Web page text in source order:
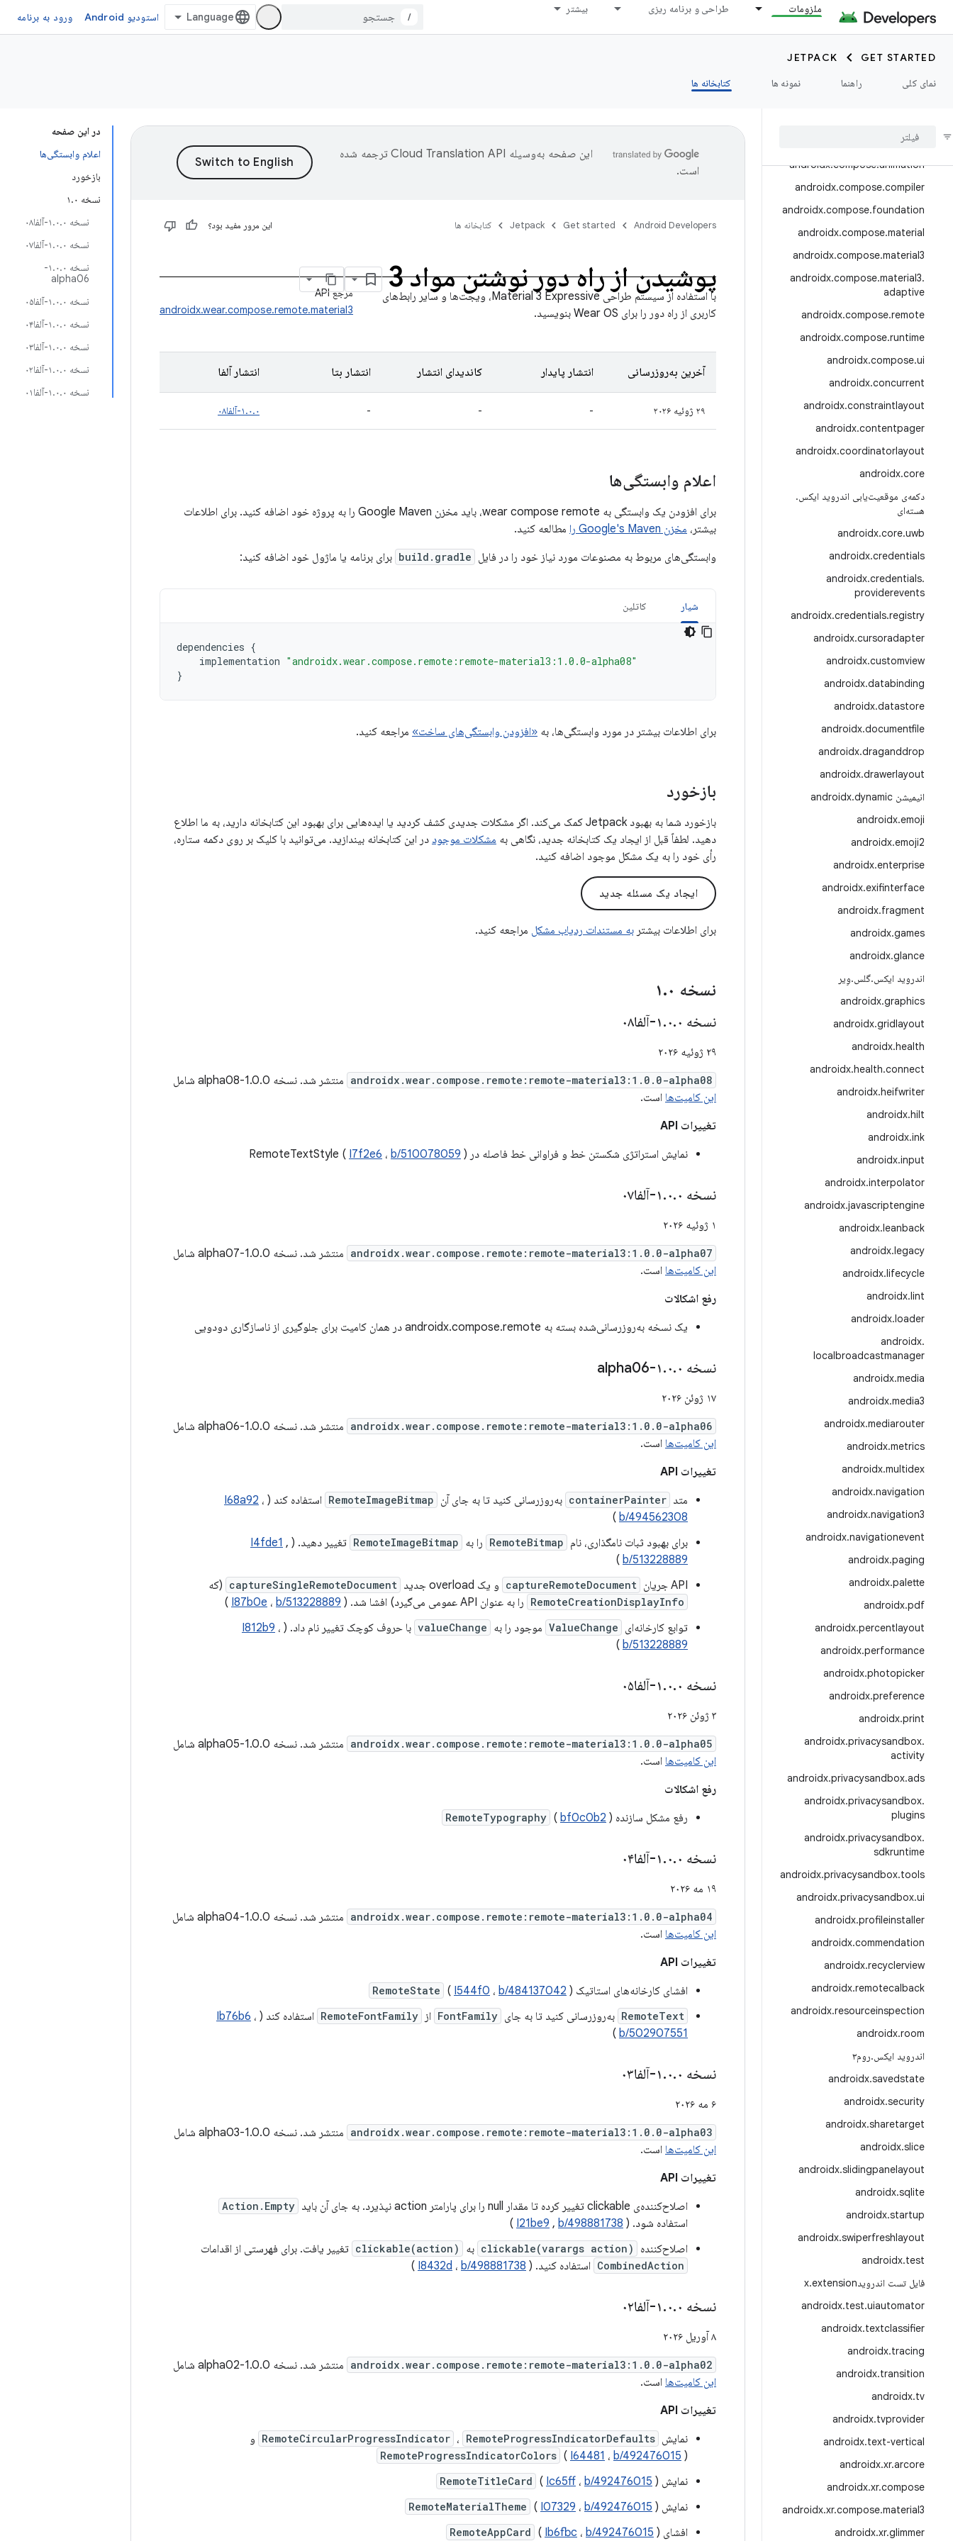
ملزومات طراحی و برنامه ریزی بیشتر
/ استودیو Android ورود به برنامه
GET STARTED
JETPACK
نمای کلی
راهنما نمونه ها کتابخانه ها
androidx.camera.media3
androidx.camera.viewfinder
androidx.car
compose
androidx.compose.animation
androidx.compose.compiler
androidx.compose.foundation
androidx.compose.material
androidx.compose.material3
androidx.compose.material3.
adaptive
androidx.compose.remote
androidx.compose.runtime
androidx.compose.ui
androidx.concurrent
androidx.constraintlayout
androidx.contentpager
androidx.coordinatorlayout
androidx.core
دکمه‌ی موقعیت‌یابی اندروید ایکس.
هسته‌ای
androidx.core.uwb
androidx.credentials
androidx.credentials.
providerevents
androidx.credentials.registry
androidx.cursoradapter
androidx.customview
androidx.databinding
androidx.datastore
androidx.documentfile
androidx.draganddrop
androidx.drawerlayout
انیمیشن androidx
.dynamic
androidx.emoji
androidx.emoji2
androidx.enterprise
androidx.exifinterface
androidx.fragment
androidx.games
androidx.glance
اندروید ایکس.گلس.وِیر
androidx.graphics
androidx.gridlayout
androidx.health
androidx.health.connect
androidx.heifwriter
androidx.hilt
androidx.ink
androidx.input
androidx.interpolator
androidx.javascriptengine
androidx.leanback
androidx.legacy
androidx.lifecycle
androidx.lint
androidx.loader
androidx.
localbroadcastmanager
androidx.media
androidx.media3
androidx.mediarouter
androidx.metrics
androidx.multidex
androidx.navigation
androidx.navigation3
androidx.navigationevent
androidx.paging
androidx.palette
androidx.pdf
androidx.percentlayout
androidx.performance
androidx.photopicker
androidx.preference
androidx.print
androidx.privacysandbox.
activity
androidx.privacysandbox.ads
androidx.privacysandbox.
plugins
androidx.privacysandbox.
sdkruntime
androidx.privacysandbox.tools
androidx.privacysandbox.ui
androidx.profileinstaller
androidx.commendation
androidx.recyclerview
androidx.remotecalback
androidx.resourceinspection
androidx.room
اندروید ایکس.روم۳
androidx.savedstate
androidx.security
androidx.sharetarget
androidx.slice
androidx.slidingpanelayout
androidx.sqlite
androidx.startup
androidx.swiperfreshlayout
androidx.test
فایل تست اندرویدx
.extension
androidx.test.uiautomator
androidx.textclassifier
androidx.tracing
androidx.transition
androidx.tv
androidx.tvprovider
androidx.text-vertical
androidx.xr.arcore
androidx.xr.compose
androidx.xr.compose.material3
androidx.xr.glimmer
در این صفحه
اعلام وابستگی‌ها
بازخورد
نسخه ۱.۰
نسخه ۱.۰.۰-آلفا۰۸
نسخه ۱.۰.۰-آلفا۰۷
نسخه ۱.۰.۰-
alpha06
نسخه ۱.۰.۰-آلفا۰۵
نسخه ۱.۰.۰-آلفا۰۴
نسخه ۱.۰.۰-آلفا۰۳
نسخه ۱.۰.۰-آلفا۰۲
نسخه ۱.۰.۰-آلفا۰۱
این صفحه به‌وسیله
ترجمه شده
است.
Android Developers
Get started
Jetpack کتابخانه ها این مرور مفید بود؟
پوشیدن از راه دور نوشتن مواد 3
مرجع API
androidx.wear.compose.remote.material3
با استفاده از سیستم طراحی Material 3 Expressive، ویجت‌ها و سایر رابط‌های
کاربری از راه دور را برای Wear OS بنویسید.
آخرین به‌روزرسانی انتشار پایدار کاندیدای انتشار انتشار بتا انتشار آلفا
۲۹ ژوئیه ۲۰۲۶ -
-
- ۱.۰.۰-آلفا۰۸
اعلام وابستگی‌ها
برای افزودن یک وابستگی به wear compose remote، باید مخزن Google Maven را به پروژه خود اضافه کنید. برای اطلاعات
بیشتر، مخزن Google's Maven را
مطالعه کنید.
وابستگی‌های مربوط به مصنوعات مورد نیاز خود را در فایل build.gradle برای برنامه یا ماژول خود اضافه کنید:
شیار کاتلین
dependencies {
implementation "androidx.wear.compose.remote:remote-material3:1.0.0-alpha08"
}
برای اطلاعات بیشتر در مورد وابستگی‌ها، به «افزودن وابستگی‌های ساخت» مراجعه کنید.
بازخورد
بازخورد شما به بهبود Jetpack کمک می‌کند. اگر مشکلات جدیدی کشف کردید یا ایده‌هایی برای بهبود این کتابخانه دارید، به ما اطلاع
دهید. لطفاً قبل از ایجاد یک کتابخانه جدید، نگاهی به مشکلات موجود در این کتابخانه بیندازید. می‌توانید با کلیک بر روی دکمه ستاره،
رأی خود را به یک مشکل موجود اضافه کنید.
ایجاد یک مسئله جدید
برای اطلاعات بیشتر به مستندات ردیاب مشکل مراجعه کنید.
نسخه ۱ .۰
نسخه ۱ .۰.۰-آلفا۰۸
۲۹ ژوئیه ۲۰۲۶
androidx.wear.compose.remote:remote-material3:1.0.0-alpha08 منتشر شد. نسخه 1.0.0-alpha08 شامل
این کامیت‌ها است.
تغییرات API
نمایش استراتژی شکستن خط و فراوانی خط فاصله در RemoteTextStyle (
I7f2e6 ، b/510078059 )
نسخه ۱ .۰.۰-آلفا۰۷
۱ ژوئیه ۲۰۲۶
androidx.wear.compose.remote:remote-material3:1.0.0-alpha07 منتشر شد. نسخه 1.0.0-alpha07 شامل
این کامیت‌ها است.
رفع اشکالات
یک نسخه به‌روزرسانی‌شده بسته به androidx.compose.remote در همان کامیت برای جلوگیری از ناسازگاری دودویی
نسخه ۱ .۰.۰-alpha06
۱۷ ژوئن ۲۰۲۶
androidx.wear.compose.remote:remote-material3:1.0.0-alpha06 منتشر شد. نسخه 1.0.0-alpha06 شامل
این کامیت‌ها است.
تغییرات API
متد containerPainter به‌روزرسانی کنید تا به جای آن RemoteImageBitmap استفاده کند ( I68a92 ،
b/494562308
)
برای بهبود ثبات نامگذاری، نام RemoteBitmap را به RemoteImageBitmap تغییر دهید. ( I4fde1 ,
b/513228889
)
API جریان
captureRemoteDocument و یک overload جدید captureSingleRemoteDocument (که
RemoteCreationDisplayInfo را به عنوان API عمومی می‌گیرد) افشا شد. ( I87b0e ، b/513228889
)
توابع کارخانه‌ای ValueChange موجود را به valueChange با حروف کوچک تغییر نام داد. ( I812b9 ،
b/513228889
)
نسخه ۱ .۰.۰-آلفا۰۵
۳ ژوئن ۲۰۲۶
androidx.wear.compose.remote:remote-material3:1.0.0-alpha05 منتشر شد. نسخه 1.0.0-alpha05 شامل
این کامیت‌ها است.
رفع اشکالات
رفع مشکل سازنده
RemoteTypography ( bf0c0b2 )
نسخه ۱ .۰.۰-آلفا۰۴
۱۹ مه ۲۰۲۶
androidx.wear.compose.remote:remote-material3:1.0.0-alpha04 منتشر شد. نسخه 1.0.0-alpha04 شامل
این کامیت‌ها است.
تغییرات API
افشای کارخانه‌های استاتیک
RemoteState ( I544f0 ، b/484137042 )
RemoteText به‌روزرسانی کنید تا به جای FontFamily از RemoteFontFamily استفاده کند ( Ib76b6 ،
b/502907551
)
نسخه ۱ .۰.۰-آلفا۰۳
۶ مه ۲۰۲۶
androidx.wear.compose.remote:remote-material3:1.0.0-alpha03 منتشر شد. نسخه 1.0.0-alpha03 شامل
این کامیت‌ها است.
تغییرات API
اصلاح‌کننده‌ی clickable تغییر کرده تا مقدار null را برای پارامتر action نپذیرد. به جای آن باید
Action.Empty
استفاده شود. ( I21be9 , b/498881738
)
اصلاح‌کننده
clickable(varargs action) به clickable(action) تغییر یافت. برای فهرستی از اقدامات
CombinedAction استفاده کنید. ( I8432d ، b/498881738
)
نسخه ۱ .۰.۰-آلفا۰۲
۸ آوریل ۲۰۲۶
androidx.wear.compose.remote:remote-material3:1.0.0-alpha02 منتشر شد. نسخه 1.0.0-alpha02 شامل
این کامیت‌ها است.
تغییرات API
نمایش
RemoteCircularProgressIndicator ، RemoteProgressIndicatorDefaults و
RemoteProgressIndicatorColors ( I64481 ، b/492476015 )
نمایش
RemoteTitleCard ( Ic65ff ، b/492476015 )
نمایش
RemoteMaterialTheme ( I07329 ، b/492476015 )
افشای
RemoteAppCard ( Ib6fbc ، b/492476015 )